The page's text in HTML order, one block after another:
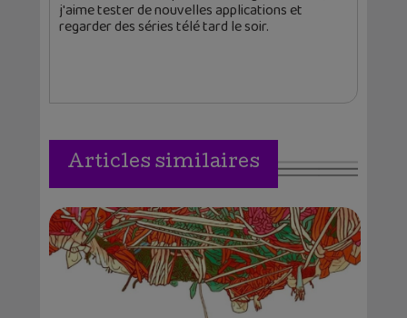
j'aime tester de nouvelles applications et
regarder des séries télé tard le soir.
Articles similaires